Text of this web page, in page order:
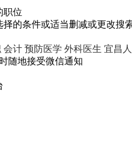
职位
择的条件或适当删减或更改搜
会计 预防医学 外科医生 宜昌
随地接受微信通知